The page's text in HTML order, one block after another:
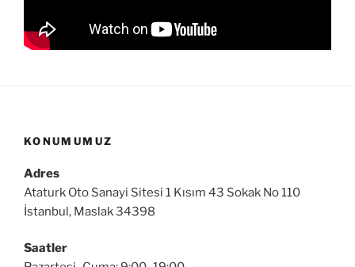
KONUMUMUZ
Adres
Ataturk Oto Sanayi Sitesi 1 Kısım 43 Sokak No 110
İstanbul, Maslak 34398
Saatler